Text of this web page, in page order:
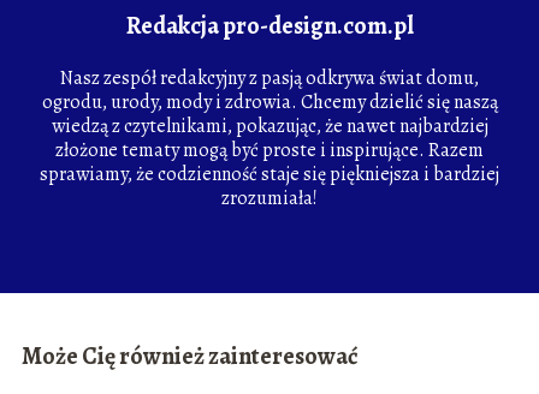
Redakcja pro-design.com.pl
Nasz zespół redakcyjny z pasją odkrywa świat domu,
ogrodu, urody, mody i zdrowia. Chcemy dzielić się naszą
wiedzą z czytelnikami, pokazując, że nawet najbardziej
złożone tematy mogą być proste i inspirujące. Razem
sprawiamy, że codzienność staje się piękniejsza i bardziej
zrozumiała!
Może Cię również zainteresować